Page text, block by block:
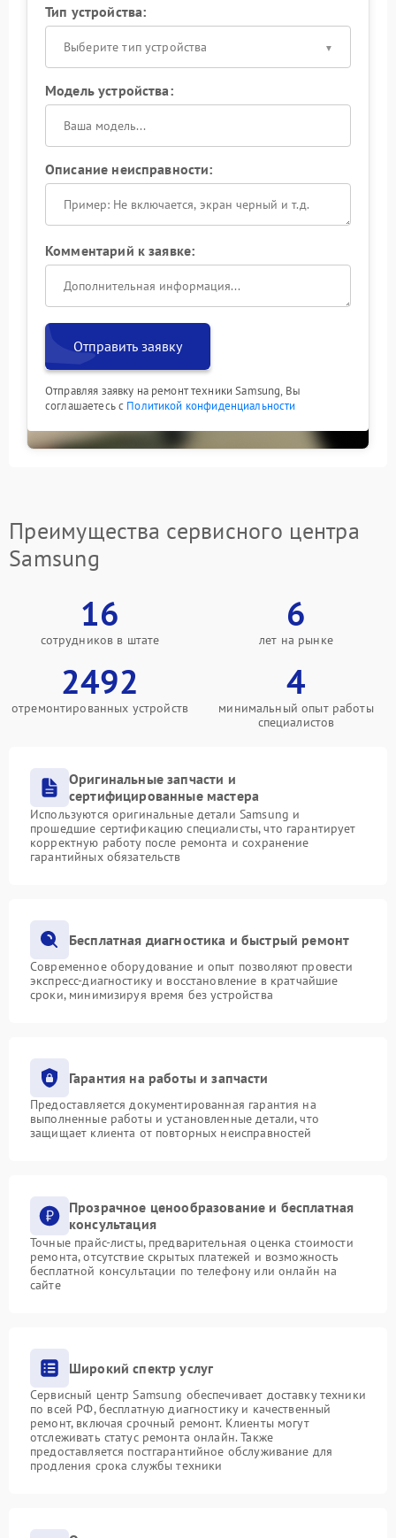
Тип устройства:
Выберите тип устройства
Модель устройства:
Описание неисправности:
Комментарий к заявке:
Отправить заявку
Отправляя заявку на ремонт техники Samsung, Вы
соглашаетесь с Политикой конфиденциальности
Преимущества сервисного центра
Samsung
16
сотрудников в штате
6
лет на рынке
2492
отремонтированных устройств
4
минимальный опыт работы
специалистов
Оригинальные запчасти и
сертифицированные мастера
Используются оригинальные детали Samsung и
прошедшие сертификацию специалисты, что гарантирует
корректную работу после ремонта и сохранение
гарантийных обязательств
Бесплатная диагностика и быстрый ремонт
Современное оборудование и опыт позволяют провести
экспресс-диагностику и восстановление в кратчайшие
сроки, минимизируя время без устройства
Гарантия на работы и запчасти
Предоставляется документированная гарантия на
выполненные работы и установленные детали, что
защищает клиента от повторных неисправностей
Прозрачное ценообразование и бесплатная
консультация
Точные прайс-листы, предварительная оценка стоимости
ремонта, отсутствие скрытых платежей и возможность
бесплатной консультации по телефону или онлайн на
сайте
Широкий спектр услуг
Сервисный центр Samsung обеспечивает доставку техники
по всей РФ, бесплатную диагностику и качественный
ремонт, включая срочный ремонт. Клиенты могут
отслеживать статус ремонта онлайн. Также
предоставляется постгарантийное обслуживание для
продления срока службы техники